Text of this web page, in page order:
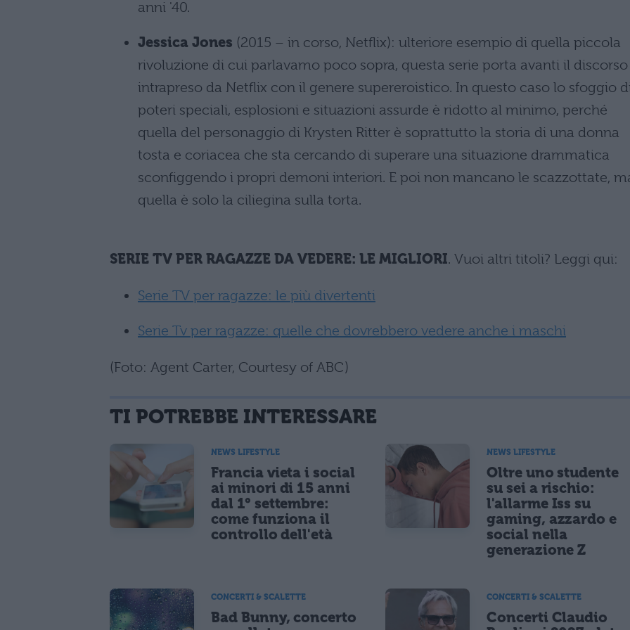
anni '40.
Jessica Jones (2015 – in corso, Netflix): ulteriore esempio di quella piccola
rivoluzione di cui parlavamo poco sopra, questa serie porta avanti il discorso
intrapreso da Netflix con il genere supereroistico. In questo caso lo sfoggio
poteri speciali, esplosioni e situazioni assurde è ridotto al minimo, perché
quella del personaggio di Krysten Ritter è soprattutto la storia di una donna
tosta e coriacea che sta cercando di superare una situazione drammatica
sconfiggendo i propri demoni interiori. E poi non mancano le scazzottate,
quella è solo la ciliegina sulla torta.
SERIE TV PER RAGAZZE DA VEDERE: LE MIGLIORI. Vuoi altri titoli? Leggi qui:
Serie TV per ragazze: le più divertenti
Serie Tv per ragazze: quelle che dovrebbero vedere anche i maschi
(Foto: Agent Carter, Courtesy of ABC)
TI POTREBBE INTERESSARE
NEWS LIFESTYLE
Francia vieta i social
ai minori di 15 anni
dal 1° settembre:
come funziona il
controllo dell'età
NEWS LIFESTYLE
Oltre uno studente
su sei a rischio:
l'allarme Iss su
gaming, azzardo e
social nella
generazione Z
CONCERTI & SCALETTE
Bad Bunny, concerto
CONCERTI & SCALETTE
Concerti Claudio